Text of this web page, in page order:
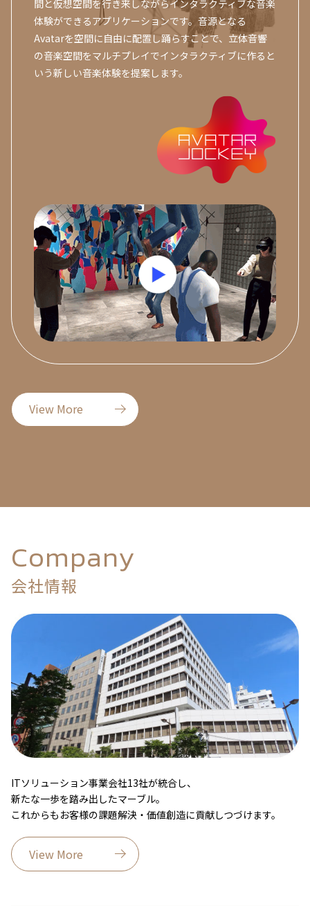
間と仮想空間を行き来しながらインタラクティブな音楽
体験ができるアプリケーションです。音源となる
Avatarを空間に自由に配置し踊らすことで、立体音響
の音楽空間をマルチプレイでインタラクティブに作ると
いう新しい音楽体験を提案します。
View More
Company
会社情報
ITソリューション事業会社13社が統合し、
新たな一歩を踏み出したマーブル。
これからもお客様の課題解決・価値創造に貢献しつづけます。
View More